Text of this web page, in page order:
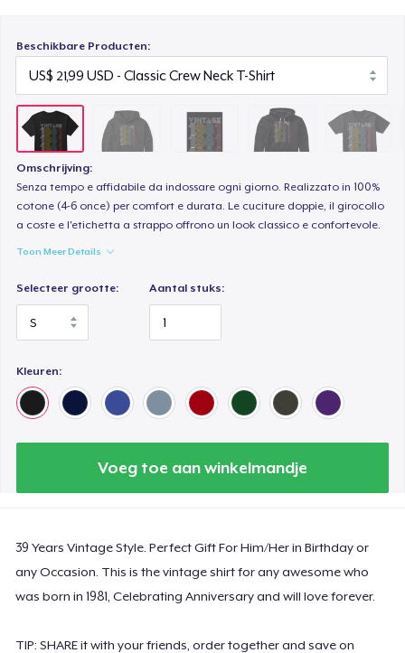
Beschikbare Producten:
Omschrijving:
Senza tempo e affidabile da indossare ogni giorno. Realizzato in 100%
cotone (4-6 once) per comfort e durata. Le cuciture doppie, il girocollo
a coste e l'etichetta a strappo offrono un look classico e confortevole.
Toon Meer Details
Selecteer grootte: Aantal stuks:
Kleuren:
Voeg toe aan winkelmandje
39 Years Vintage Style. Perfect Gift For Him/Her in Birthday or
any Occasion. This is the vintage shirt for any awesome who
was born in 1981, Celebrating Anniversary and will love forever.
TIP: SHARE it with your friends, order together and save on
Unisex Classic Crewneck Sweatshirt
US$ 33,99
Women's Classic Tee
US$ 21,99
Premium V-Neck Tee
US$ 23,99
Women's Comfort Tee
Poster - 18" x 24"
US$ 20,99
US$ 26,99